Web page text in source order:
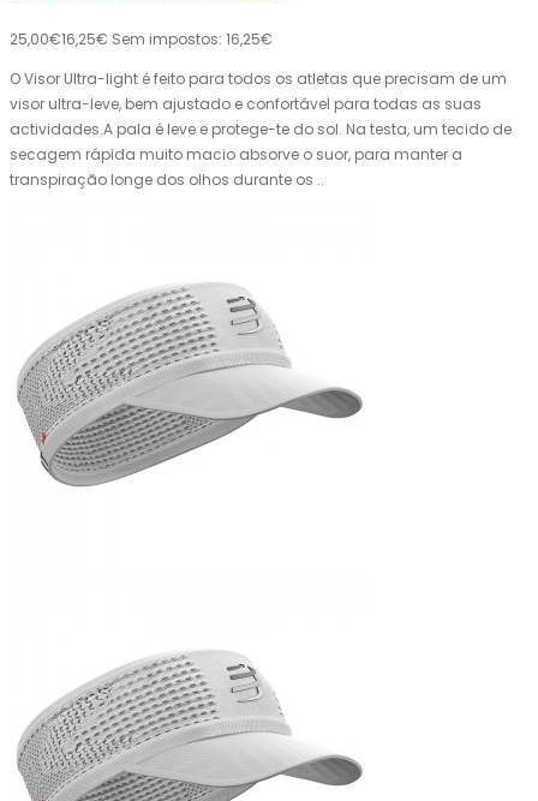
25,00€16,25€ Sem impostos: 16,25€
O Visor Ultra-light é feito para todos os atletas que precisam de um
visor ultra-leve, bem ajustado e confortável para todas as suas
actividades.A pala é leve e protege-te do sol. Na testa, um tecido de
secagem rápida muito macio absorve o suor, para manter a
transpiração longe dos olhos durante os ..